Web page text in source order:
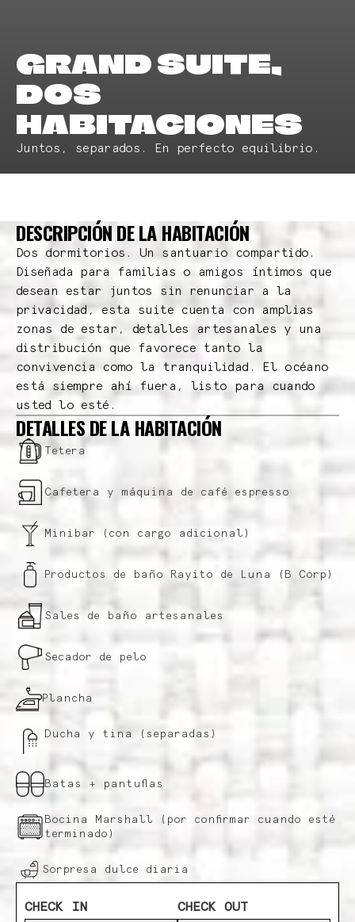
GRAND SUITE,
DOS
HABITACIONES
Juntos, separados. En perfecto equilibrio.
DESCRIPCIÓN DE LA HABITACIÓN
Dos dormitorios. Un santuario compartido.
Diseñada para familias o amigos íntimos que
desean estar juntos sin renunciar a la
privacidad, esta suite cuenta con amplias
zonas de estar, detalles artesanales y una
distribución que favorece tanto la
convivencia como la tranquilidad. El océano
está siempre ahí fuera, listo para cuando
usted lo esté.
DETALLES DE LA HABITACIÓN
Tetera
Cafetera y máquina de café espresso
Minibar (con cargo adicional)
Productos de baño Rayito de Luna (B Corp)
Sales de baño artesanales
Secador de pelo
Plancha
Ducha y tina (separadas)
Batas + pantuflas
Bocina Marshall (por confirmar cuando esté
terminado)
Sorpresa dulce diaria
CHECK IN CHECK OUT